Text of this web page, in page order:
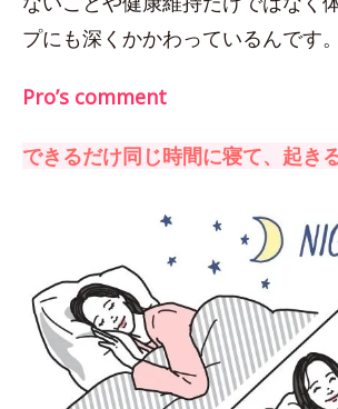
プにも深くかかわっているんです。
Pro’s comment
できるだけ同じ時間に寝て、起き